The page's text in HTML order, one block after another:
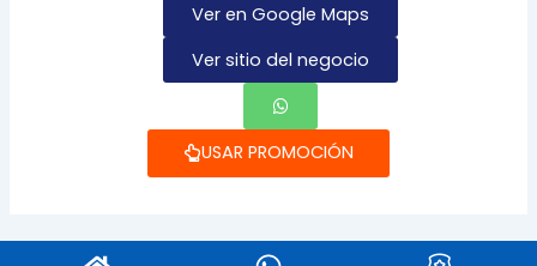
Ver en Google Maps
Ver sitio del negocio
USAR PROMOCIÓN